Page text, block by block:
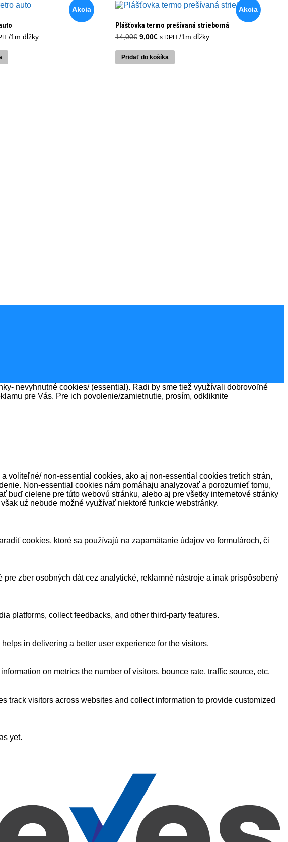
Akcia
/1m dĺžky
Akcia
Plášťovka termo prešívaná strieborná
14,00€ Pôvodná
bola:
14,00€.
9,00€Aktuálna
je:
9,00€.
s DPH /1m dĺžky
Pridať do košíka
nevyhnutné cookies/ (essential). Radi by sme tiež využívali dobrovoľné
pre Vás. Pre ich povolenie/zamietnutie, prosím, odkliknite
voliteľné/ non-essential cookies, ako aj non-essential cookies tretích strán,
Non-essential cookies nám pomáhaju analyzovať a porozumieť tomu,
cielene pre túto webovú stránku, alebo aj pre všetky internetové stránky
uź nebude možné využívať niektoré funkcie webstránky.
cookies, ktoré sa používajú na zapamätanie údajov vo formulároch, či
zber osobných dát cez analytické, reklamné nástroje a inak prispôsobený
platforms, collect feedbacks, and other third-party features.
in delivering a better user experience for the visitors.
on metrics the number of visitors, bounce rate, traffic source, etc.
track visitors across websites and collect information to provide customized
yet.